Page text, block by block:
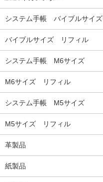
システム手帳 バイブルサイズ
バイブルサイズ リフィル
システム手帳 M6サイズ
M6サイズ リフィル
システム手帳 M5サイズ
M5サイズ リフィル
革製品
紙製品